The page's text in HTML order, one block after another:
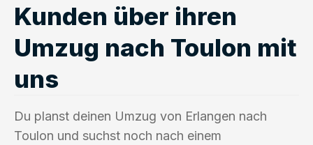
Kunden über ihren
Umzug nach Toulon mit
uns
Du planst deinen Umzug von Erlangen nach
Toulon und suchst noch nach einem